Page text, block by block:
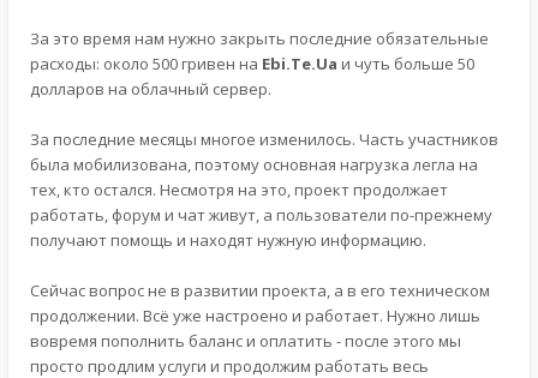
За это время нам нужно закрыть последние обязательные
расходы: около 500 гривен на Ebi.Te.Ua и чуть больше 50
долларов на облачный сервер.
За последние месяцы многое изменилось. Часть участников
была мобилизована, поэтому основная нагрузка легла на
тех, кто остался. Несмотря на это, проект продолжает
работать, форум и чат живут, а пользователи по-прежнему
получают помощь и находят нужную информацию.
Сейчас вопрос не в развитии проекта, а в его техническом
продолжении. Всё уже настроено и работает. Нужно лишь
вовремя пополнить баланс и оплатить - после этого мы
просто продлим услуги и продолжим работать весь